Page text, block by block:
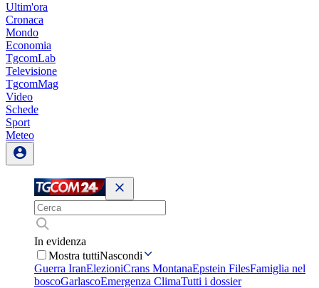
Ultim'ora
Cronaca
Mondo
Economia
TgcomLab
Televisione
TgcomMag
Video
Schede
Sport
Meteo
In evidenza
Mostra tuttiNascondi
Guerra IranElezioniCrans MontanaEpstein FilesFamiglia nel
boscoGarlascoEmergenza ClimaTutti i dossier